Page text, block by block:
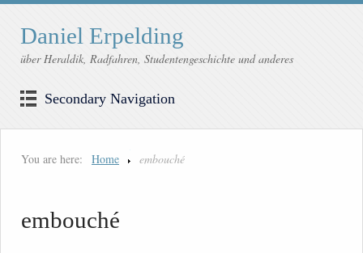
Daniel Erpelding
über Heraldik, Radfahren, Studentengeschichte und anderes
Secondary Navigation
You are here: Home embouché
embouché